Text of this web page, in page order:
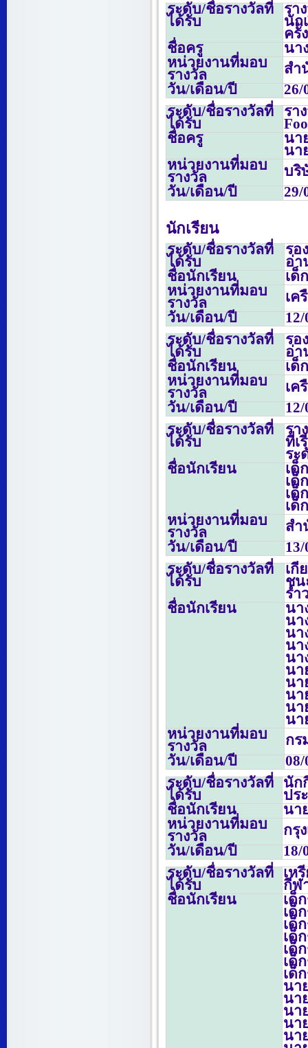
ระดับ/ชื่อรางวัลที่
ได้รับ
รา
นัก
ครั้
ชื่อครู
นา
หน่วยงานที่มอบ
รางวัล
สำ
วัน/เดือน/ปี
26/
ระดับ/ชื่อรางวัลที่
ได้รับ
รา
ชื่อครู
นา
นา
หน่วยงานที่มอบ
รางวัล
บริ
วัน/เดือน/ปี
29/
นักเรียน
ระดับ/ชื่อรางวัลที่
ได้รับ
รอ
อ่า
ชื่อนักเรียน
เด็
หน่วยงานที่มอบ
รางวัล
เค
วัน/เดือน/ปี
12/
ระดับ/ชื่อรางวัลที่
ได้รับ
รอ
อ่า
ชื่อนักเรียน
เด็
หน่วยงานที่มอบ
รางวัล
เค
วัน/เดือน/ปี
12/
ระดับ/ชื่อรางวัลที่
ได้รับ
รา
ที่เ
ระ
ชื่อนักเรียน
เด็
เด็
เด็
เด็
หน่วยงานที่มอบ
รางวัล
สำ
วัน/เดือน/ปี
13/
ระดับ/ชื่อรางวัลที่
ได้รับ
เกี
ช
รำ
ชื่อนักเรียน
นา
นา
นา
นา
นา
นา
นา
นา
นา
นา
หน่วยงานที่มอบ
รางวัล
กร
วัน/เดือน/ปี
08/
ระดับ/ชื่อรางวัลที่
ได้รับ
นัก
ปร
ชื่อนักเรียน
นา
หน่วยงานที่มอบ
รางวัล
กรุ
วัน/เดือน/ปี
18/
ระดับ/ชื่อรางวัลที่
ได้รับ
เห
กีฬ
ชื่อนักเรียน
เด็
เด็
เด็
เด็
เด็
เด็
เด็
นา
นา
นา
นา
นา